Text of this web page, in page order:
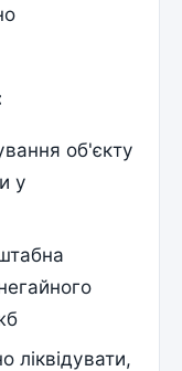
об'єкту
у
ліквідувати,